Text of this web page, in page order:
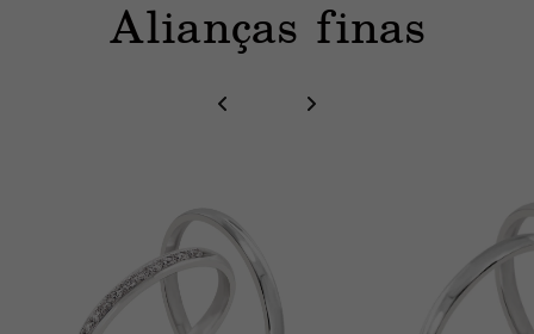
Alianças finas